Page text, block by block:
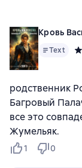
Кровь
Text
родственник
Багровый
все это
Жумельяк.
1 0